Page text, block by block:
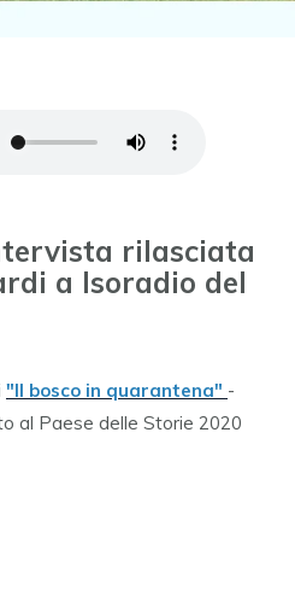
rilasciata
a Isoradio del
"Il bosco in quarantena" -
al Paese delle Storie 2020